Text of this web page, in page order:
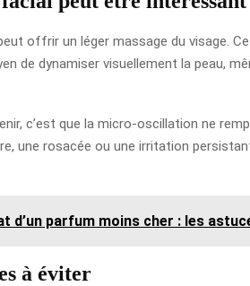
offrir un léger massage du visage.
de dynamiser visuellement la peau,
c’est que la micro-oscillation ne
une rosacée ou une irritation
d’un parfum moins cher : les
à éviter